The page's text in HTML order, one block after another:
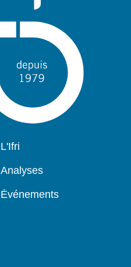
Navigation
L'Ifri
Analyses
Événements